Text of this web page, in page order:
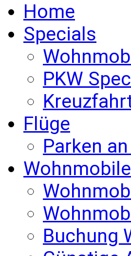
Home
Specials
PKW
Flüge
Parken
Wohnmobile
Buchung